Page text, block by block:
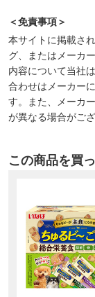
＜免責事項＞
本サイトに掲載さ
グ、またはメーカ
内容について当社
合わせはメーカー
す。また、メーカ
が異なる場合がござ
この商品を買